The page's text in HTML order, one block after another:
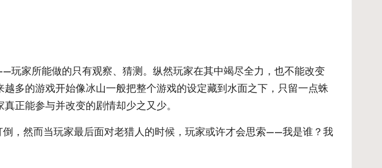
家所能做的只有观察、猜测。纵然玩家在其中竭尽全力，也不能改变
多的游戏开始像冰山一般把整个游戏的设定藏到水面之下，只留一点蛛
正能参与并改变的剧情却少之又少。
，然而当玩家最后面对老猎人的时候，玩家或许才会思索——我是谁？我